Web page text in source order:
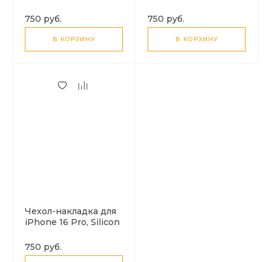
(MagSafe), без лого,
X-CASE, коричневый
750 руб.
В КОРЗИНУ
(MagSafe), без лого,
X-CASE, бежевый
750 руб.
В КОРЗИНУ
Чехол-накладка для
iPhone 16 Pro, Silicon
(MagSafe), без лого,
X-CASE, белый
750 руб.